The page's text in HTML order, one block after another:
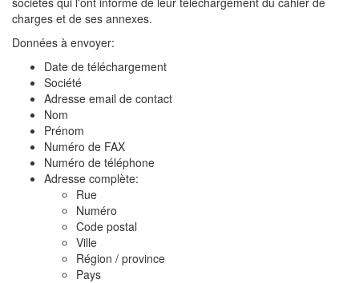
charges et de ses annexes.
Données à envoyer:
Date de téléchargement
Société
Adresse email de contact
Nom
Prénom
Numéro de FAX
Numéro de téléphone
Adresse complète:
Rue
Numéro
Code postal
Ville
Région / province
Pays